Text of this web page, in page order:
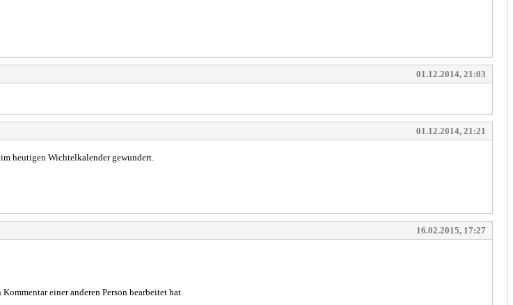
01.12.2014, 21:03
01.12.2014, 21:21
heutigen Wichtelkalender gewundert.
16.02.2015, 17:27
einer anderen Person bearbeitet hat.